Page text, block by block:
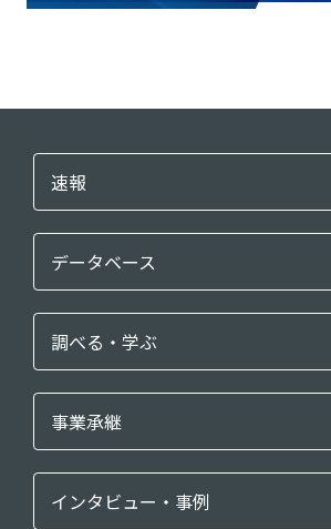
速報
データベース
調べる・学ぶ
事業承継
インタビュー・事例